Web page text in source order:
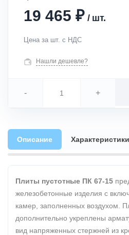
19 465 ₽ / шт.
Цена за шт. с НДС
Нашли дешевле?
- +
Описание Характеристики
Плиты пустотные ПК 67-15
железобетонные изделия с
камер, заполненных воздухом.
дополнительно укреплены
вид напряженных стержней из